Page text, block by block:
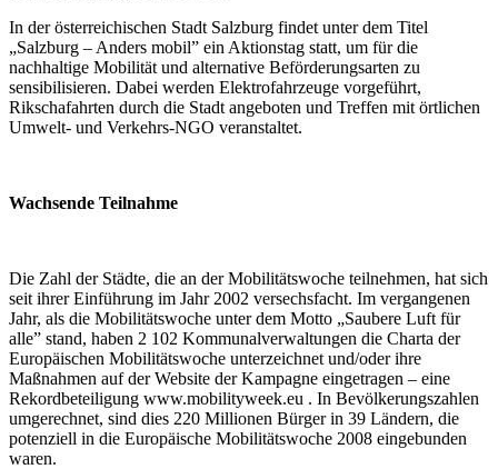
In der österreichischen Stadt Salzburg findet unter dem Titel
„Salzburg – Anders mobil” ein Aktionstag statt, um für die
nachhaltige Mobilität und alternative Beförderungsarten zu
sensibilisieren. Dabei werden Elektrofahrzeuge vorgeführt,
Rikschafahrten durch die Stadt angeboten und Treffen mit örtlichen
Umwelt- und Verkehrs-NGO veranstaltet.
Wachsende Teilnahme
Die Zahl der Städte, die an der Mobilitätswoche teilnehmen, hat sich
seit ihrer Einführung im Jahr 2002 versechsfacht. Im vergangenen
Jahr, als die Mobilitätswoche unter dem Motto „Saubere Luft für
alle” stand, haben 2 102 Kommunalverwaltungen die Charta der
Europäischen Mobilitätswoche unterzeichnet und/oder ihre
Maßnahmen auf der Website der Kampagne eingetragen – eine
Rekordbeteiligung www.mobilityweek.eu . In Bevölkerungszahlen
umgerechnet, sind dies 220 Millionen Bürger in 39 Ländern, die
potenziell in die Europäische Mobilitätswoche 2008 eingebunden
waren.